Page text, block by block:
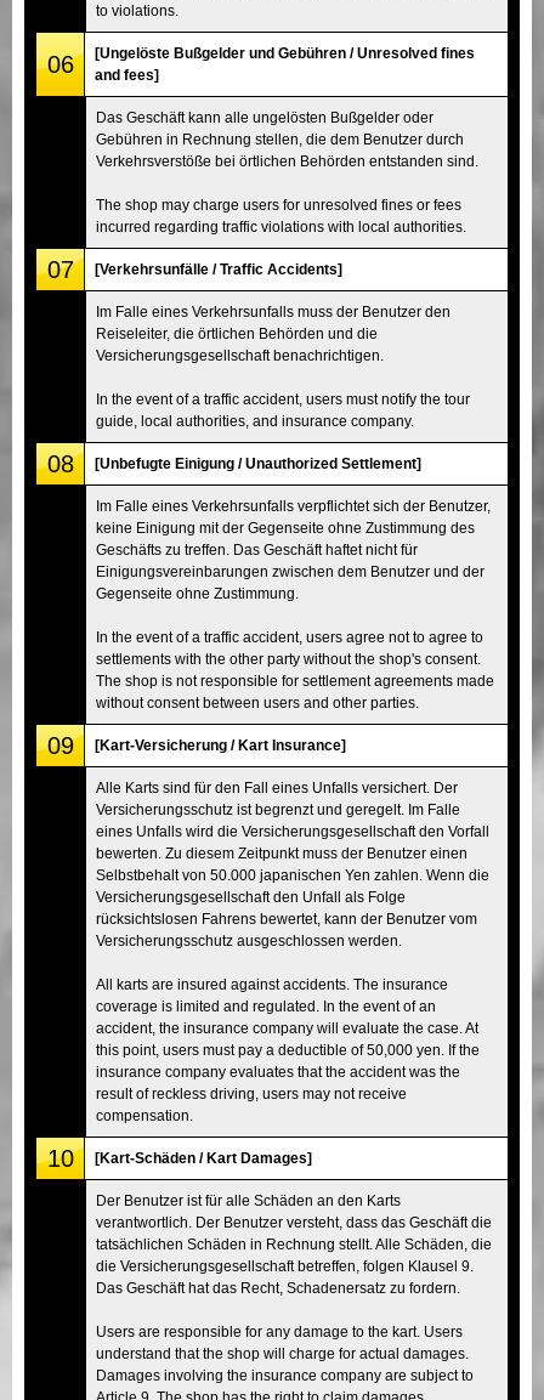
to violations.
06
[Ungelöste Bußgelder und Gebühren / Unresolved fines
and fees]
Das Geschäft kann alle ungelösten Bußgelder oder
Gebühren in Rechnung stellen, die dem Benutzer durch
Verkehrsverstöße bei örtlichen Behörden entstanden sind.
The shop may charge users for unresolved fines or fees
incurred regarding traffic violations with local authorities.
07 [Verkehrsunfälle / Traffic Accidents]
Im Falle eines Verkehrsunfalls muss der Benutzer den
Reiseleiter, die örtlichen Behörden und die
Versicherungsgesellschaft benachrichtigen.
In the event of a traffic accident, users must notify the tour
guide, local authorities, and insurance company.
08 [Unbefugte Einigung / Unauthorized Settlement]
Im Falle eines Verkehrsunfalls verpflichtet sich der Benutzer,
keine Einigung mit der Gegenseite ohne Zustimmung des
Geschäfts zu treffen. Das Geschäft haftet nicht für
Einigungsvereinbarungen zwischen dem Benutzer und der
Gegenseite ohne Zustimmung.
In the event of a traffic accident, users agree not to agree to
settlements with the other party without the shop's consent.
The shop is not responsible for settlement agreements made
without consent between users and other parties.
09 [Kart-Versicherung / Kart Insurance]
Alle Karts sind für den Fall eines Unfalls versichert. Der
Versicherungsschutz ist begrenzt und geregelt. Im Falle
eines Unfalls wird die Versicherungsgesellschaft den Vorfall
bewerten. Zu diesem Zeitpunkt muss der Benutzer einen
Selbstbehalt von 50.000 japanischen Yen zahlen. Wenn die
Versicherungsgesellschaft den Unfall als Folge
rücksichtslosen Fahrens bewertet, kann der Benutzer vom
Versicherungsschutz ausgeschlossen werden.
All karts are insured against accidents. The insurance
coverage is limited and regulated. In the event of an
accident, the insurance company will evaluate the case. At
this point, users must pay a deductible of 50,000 yen. If the
insurance company evaluates that the accident was the
result of reckless driving, users may not receive
compensation.
10 [Kart-Schäden / Kart Damages]
Der Benutzer ist für alle Schäden an den Karts
verantwortlich. Der Benutzer versteht, dass das Geschäft die
tatsächlichen Schäden in Rechnung stellt. Alle Schäden, die
die Versicherungsgesellschaft betreffen, folgen Klausel 9.
Das Geschäft hat das Recht, Schadenersatz zu fordern.
Users are responsible for any damage to the kart. Users
understand that the shop will charge for actual damages.
Damages involving the insurance company are subject to